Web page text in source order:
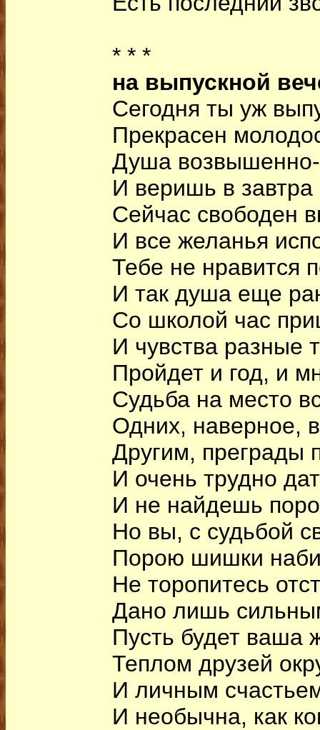
* * *
на выпускной
Сегодня ты уж
Прекрасен
Душа
И веришь в
Сейчас свободен
И все желанья
Тебе не нравится
И так душа еще
Со школой час
И чувства разные
Пройдет и год, и
Судьба на место
Одних, наверное,
Другим, преграды
И очень трудно
И не найдешь
Но вы, с судьбой
Порою шишки
Не торопитесь
Дано лишь
Пусть будет ваша
Теплом друзей
И личным
И необычна, как